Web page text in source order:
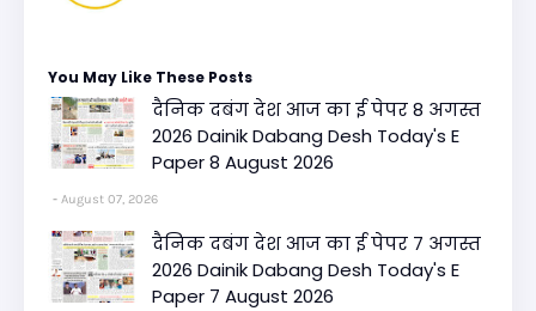
You May Like These Posts
दैनिक दबंग देश आज का ई पेपर 8 अगस्त
2026 Dainik Dabang Desh Today's E
Paper 8 August 2026
August 07, 2026
दैनिक दबंग देश आज का ई पेपर 7 अगस्त
2026 Dainik Dabang Desh Today's E
Paper 7 August 2026